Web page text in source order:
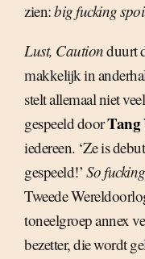
zien:big fucking
Lust, Cautionduurt
makkelijk in
stelt allemaal niet
gespeeld doorTang
iedereen. ‘Ze is
gespeeld!’ So
Tweede
toneelgroep annex
bezetter, die wordt